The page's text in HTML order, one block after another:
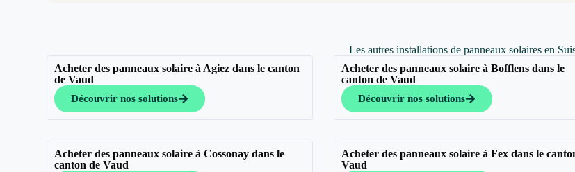
Les autres installations de panneaux solaires en
Acheter des panneaux solaire à Agiez dans le canton
de Vaud
Découvrir nos solutions
Acheter des panneaux solaire à Bofflens dans le
canton de Vaud
Découvrir nos solutions
Acheter des panneaux solaire à Cossonay dans le
canton de Vaud
Acheter des panneaux solaire à Fex dans le
Vaud